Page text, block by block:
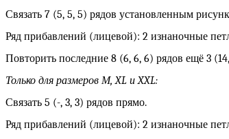
Связать 7 (5, 5, 5) рядов установленным
Ряд прибавлений (лицевой): 2 изнаночные
Повторить последние 8 (6, 6, 6) рядов ещё 3
Только для размеров М,XL иXXL:
Связать 5 (-, 3, 3) рядов прямо.
Ряд прибавлений (лицевой): 2 изнаночные